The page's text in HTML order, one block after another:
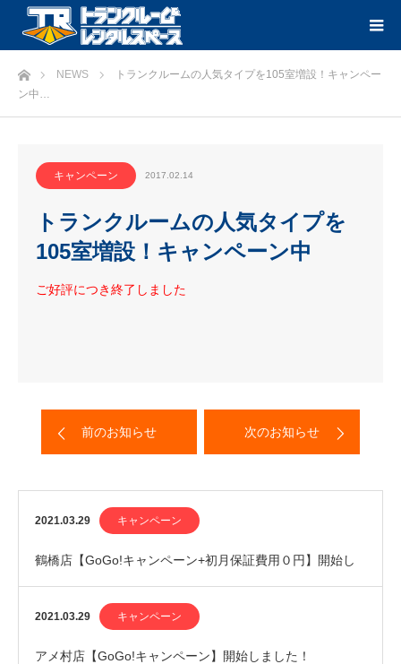
ホームNEWS
トランクルームの人気タイプを105室増設！キャンペー
ン中…
キャンペーン 2017.02.14
トランクルームの人気タイプを
105室増設！キャンペーン中
ご好評につき終了しました
前のお知らせ 次のお知らせ
2021.03.29 キャンペーン
鶴橋店【GoGo!キャンペーン+初月保証費用０円】開始し
ました！
2021.03.29 キャンペーン
アメ村店【GoGo!キャンペーン】開始しました！